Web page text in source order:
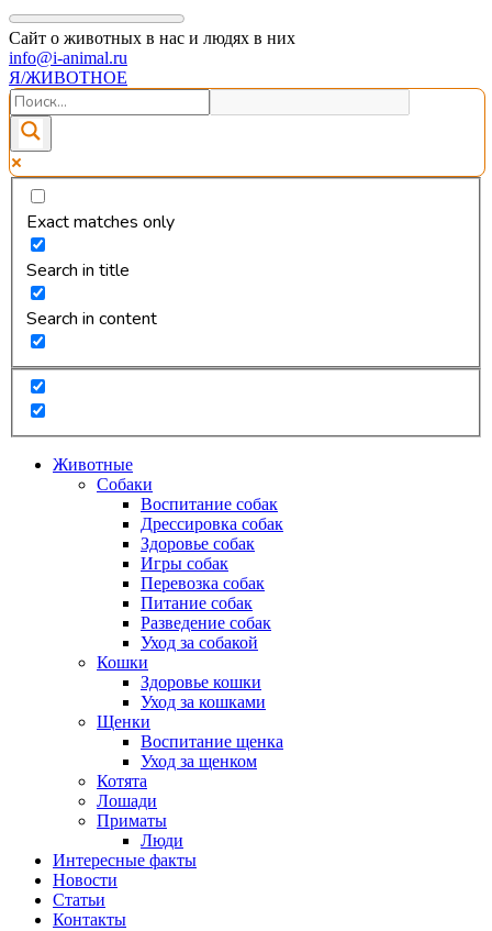
Сайт о животных в нас и людях в них
info@i-animal.ru
Я/ЖИВОТНОЕ
Exact matches only
Search in title
Search in content
Животные
Собаки
Воспитание собак
Дрессировка собак
Здоровье собак
Игры собак
Перевозка собак
Питание собак
Разведение собак
Уход за собакой
Кошки
Здоровье кошки
Уход за кошками
Щенки
Воспитание щенка
Уход за щенком
Котята
Лошади
Приматы
Люди
Интересные факты
Новости
Статьи
Контакты